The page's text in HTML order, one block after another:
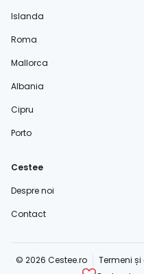
Islanda
Roma
Mallorca
Albania
Cipru
Porto
Cestee
Despre noi
Contact
© 2026 Cestee.ro Termeni